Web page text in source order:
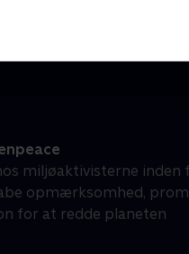
miljøaktivisterne inden
opmærksomhed,
for at redde planeten